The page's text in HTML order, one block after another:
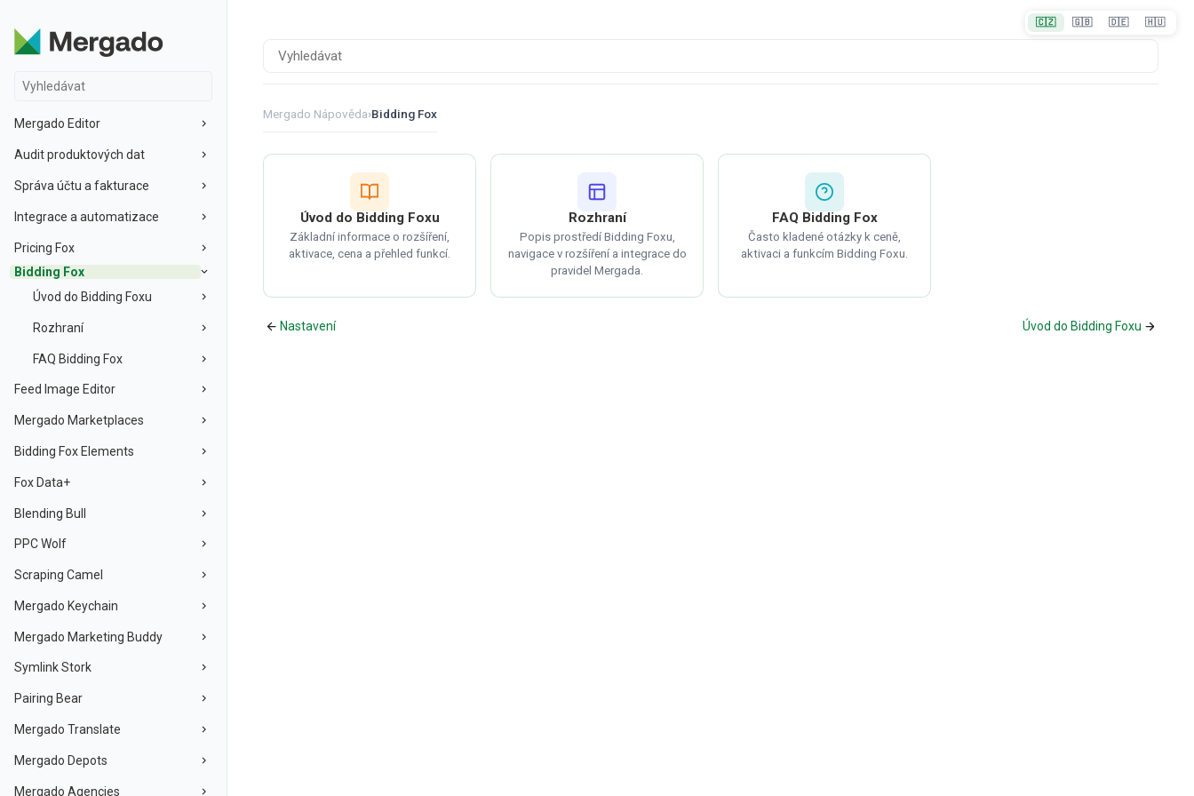
Mergado Editor
Audit produktových dat
Správa účtu a fakturace
Integrace a automatizace
Pricing Fox
Bidding Fox
Úvod do Bidding Foxu
Rozhraní
FAQ Bidding Fox
Feed Image Editor
Mergado Marketplaces
Bidding Fox Elements
Fox Data+
Blending Bull
PPC Wolf
Scraping Camel
Mergado Keychain
Mergado Marketing Buddy
Symlink Stork
Pairing Bear
Mergado Translate
Mergado Depots
Mergado Agencies
Mergado Nápověda›Bidding Fox
Úvod do Bidding Foxu
Základní informace o rozšíření,
aktivace, cena a přehled funkcí.
Rozhraní
Popis prostředí Bidding Foxu,
navigace v rozšíření a integrace do
pravidel Mergada.
FAQ Bidding Fox
Často kladené otázky k ceně,
aktivaci a funkcím Bidding Foxu.
Nastavení Úvod do Bidding Foxu
🇨🇿 🇬🇧 🇩🇪 🇭🇺